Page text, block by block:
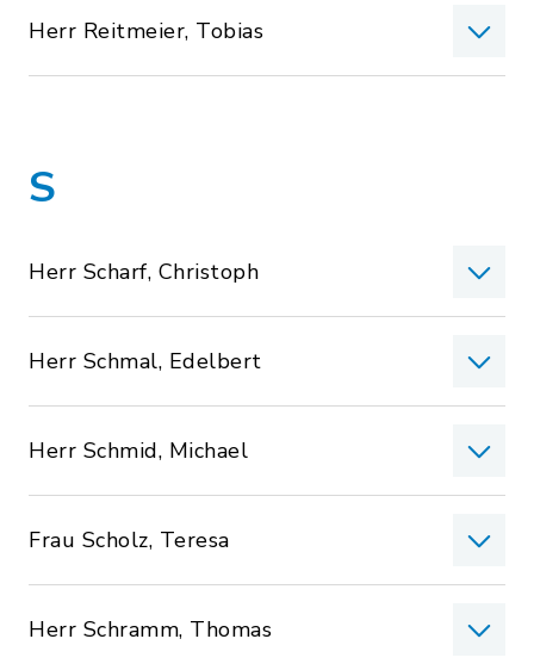
Herr Reitmeier, Tobias
S
Herr Scharf, Christoph
Herr Schmal, Edelbert
Herr Schmid, Michael
Frau Scholz, Teresa
Herr Schramm, Thomas